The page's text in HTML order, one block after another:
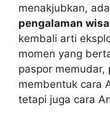
menakjubkan,
pengalaman
kembali arti
momen yang
paspor memudar,
membentuk cara
tetapi juga cara